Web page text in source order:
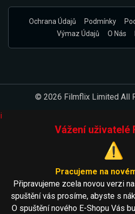
Ochrana Údajů Podmínky
Výmaz Údajů
O Nás
© 2026 Filmflix Limited All
i
Vážení uživatelé
⚠️
Pracujeme na
Připravujeme zcela novou verzi
spuštění vás prosíme, abyste s
O spuštění nového E-Shopu Vás